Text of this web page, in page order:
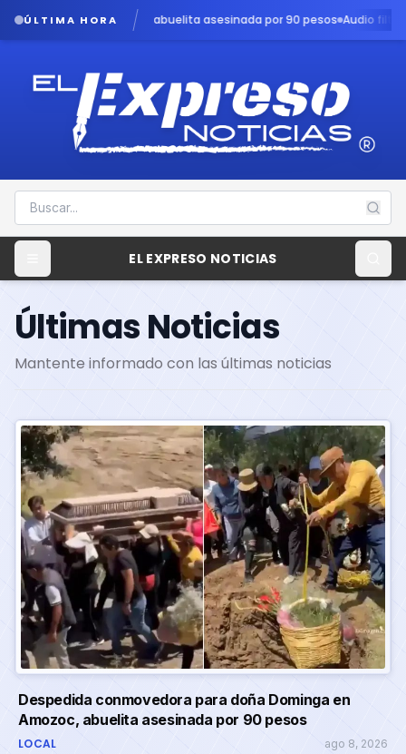
ÚLTIMA HORA
abuelita asesinada por 90 pesos Audio filtrado revela angustia en
EL EXPRESO NOTICIAS
Últimas Noticias
Mantente informado con las últimas noticias
Despedida conmovedora para doña Dominga en
Amozoc, abuelita asesinada por 90 pesos
LOCAL ago 8, 2026